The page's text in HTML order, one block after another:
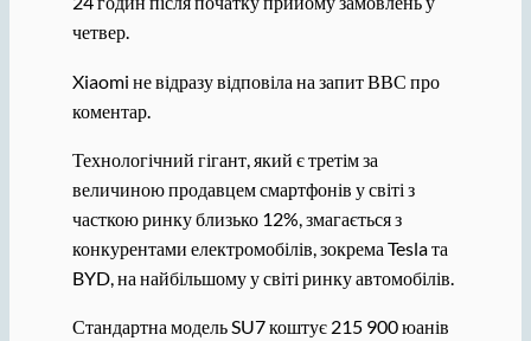
четвер.
Xiaomi не відразу відповіла на запит ВВС про
коментар.
Технологічний гігант, який є третім за
величиною продавцем смартфонів у світі з
часткою ринку близько 12%, змагається з
конкурентами електромобілів, зокрема Tesla та
BYD, на найбільшому у світі ринку автомобілів.
Стандартна модель SU7 коштує 215 900 юанів